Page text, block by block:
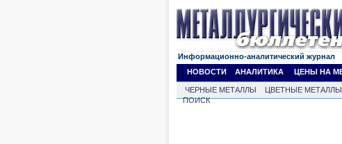
Информационно-аналитический журнал
НОВОСТИ
АНАЛИТИКА ЦЕНЫ НА
ЧЕРНЫЕ МЕТАЛЛЫ ЦВЕТНЫЕ МЕТАЛЛЫ
ПОИСК